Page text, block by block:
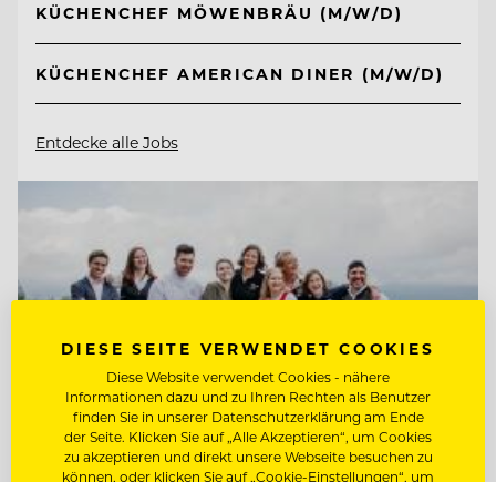
KÜCHENCHEF MÖWENBRÄU (M/W/D)
KÜCHENCHEF AMERICAN DINER (M/W/D)
Entdecke alle Jobs
DIESE SEITE VERWENDET COOKIES
Diese Website verwendet Cookies - nähere
Informationen dazu und zu Ihren Rechten als Benutzer
finden Sie in unserer Datenschutzerklärung am Ende
der Seite. Klicken Sie auf „Alle Akzeptieren“, um Cookies
zu akzeptieren und direkt unsere Webseite besuchen zu
können, oder klicken Sie auf „Cookie-Einstellungen“, um